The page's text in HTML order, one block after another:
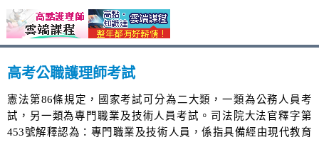
高考公職護理師考試
憲法第86條規定，國家考試可分為二大類，一類為公務人員考
試，另一類為專門職業及技術人員考試。司法院大法官釋字第
453號解釋認為：專門職業及技術人員，係指具備經由現代教育